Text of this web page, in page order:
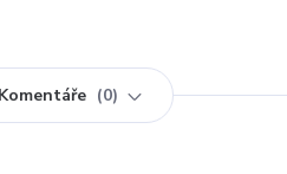
Komentáře 0